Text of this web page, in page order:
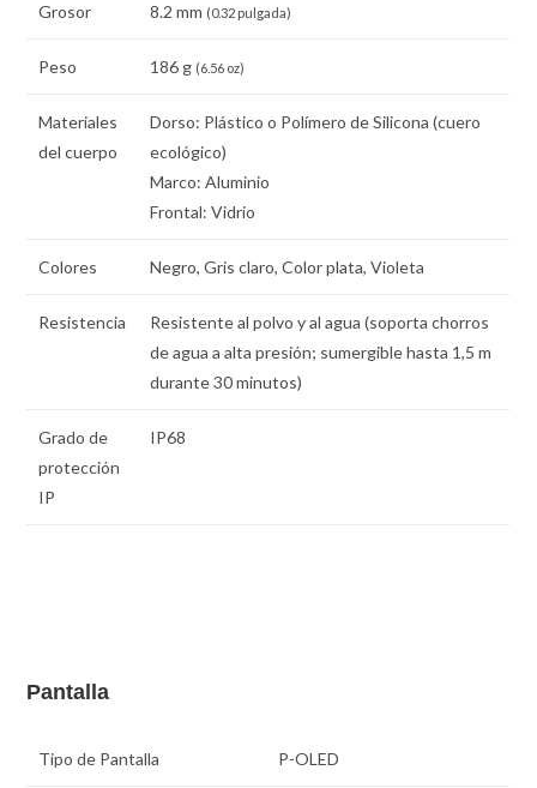
Grosor 8.2 mm (0.32 pulgada)
Peso 186 g (6.56 oz)
Materiales
del cuerpo
Dorso: Plástico o Polímero de Silicona (cuero
ecológico)
Marco: Aluminio
Frontal: Vidrio
Colores Negro, Gris claro, Color plata, Violeta
Resistencia
Resistente al polvo y al agua (soporta chorros
de agua a alta presión; sumergible hasta 1,5 m
durante 30 minutos)
Grado de
protección
IP
IP68
Pantalla
Tipo de Pantalla P-OLED